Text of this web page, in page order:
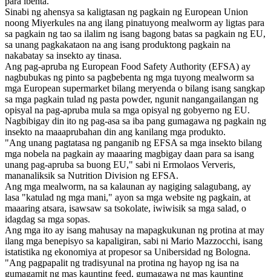
Sinabi ng ahensya sa kaligtasan ng pagkain ng European Union
noong Miyerkules na ang ilang pinatuyong mealworm ay ligtas para
sa pagkain ng tao sa ilalim ng isang bagong batas sa pagkain ng EU,
sa unang pagkakataon na ang isang produktong pagkain na
nakabatay sa insekto ay tinasa.
Ang pag-apruba ng European Food Safety Authority (EFSA) ay
nagbubukas ng pinto sa pagbebenta ng mga tuyong mealworm sa
mga European supermarket bilang meryenda o bilang isang sangkap
sa mga pagkain tulad ng pasta powder, ngunit nangangailangan ng
opisyal na pag-apruba mula sa mga opisyal ng gobyerno ng EU.
Nagbibigay din ito ng pag-asa sa iba pang gumagawa ng pagkain ng
insekto na maaaprubahan din ang kanilang mga produkto.
"Ang unang pagtatasa ng panganib ng EFSA sa mga insekto bilang
mga nobela na pagkain ay maaaring magbigay daan para sa isang
unang pag-apruba sa buong EU," sabi ni Ermolaos Ververis,
mananaliksik sa Nutrition Division ng EFSA.
Ang mga mealworm, na sa kalaunan ay nagiging salagubang, ay
lasa "katulad ng mga mani," ayon sa mga website ng pagkain, at
maaaring atsara, isawsaw sa tsokolate, iwiwisik sa mga salad, o
idagdag sa mga sopas.
Ang mga ito ay isang mahusay na mapagkukunan ng protina at may
ilang mga benepisyo sa kapaligiran, sabi ni Mario Mazzocchi, isang
istatistika ng ekonomiya at propesor sa Unibersidad ng Bologna.
"Ang pagpapalit ng tradisyunal na protina ng hayop ng isa na
gumagamit ng mas kaunting feed, gumagawa ng mas kaunting